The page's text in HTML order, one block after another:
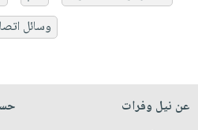
وسائل
عن نيل وفرات